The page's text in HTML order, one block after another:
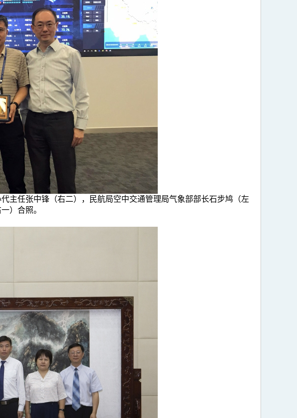
主任张中锋（右二），民航局空中交通管理局气象部部长石步鸠（左
）合照。